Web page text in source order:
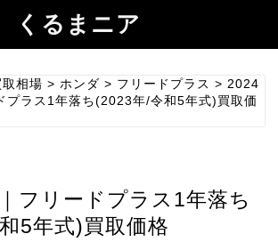
くるまニア
取相場 > ホンダ > フリードプラス > 2024
プラス1年落ち(2023年/令和5年式)買取価
フリードプラス1年落ち
5年式)買取価格